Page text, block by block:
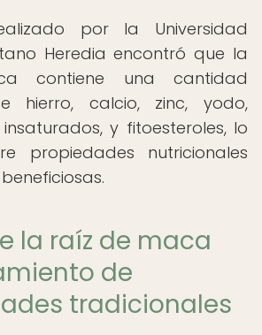
por la Universidad
Heredia encontró que la
contiene una cantidad
hierro, calcio, zinc, yodo,
y fitoesteroles, lo
propiedades nutricionales
la raíz de maca
de
tradicionales